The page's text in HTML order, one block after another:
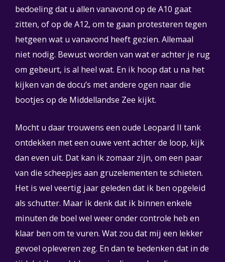
bedoeling dat u allen vanavond op de A10 gaat
zitten, of op de A12, om te gaan protesteren tegen
hetgeen wat u vanavond heeft gezien. Allemaal
niet nodig. Bewust worden van wat er achter je rug
om gebeurt, is al heel wat. En ik hoop dat u na het
kijken van de docu’s met andere ogen naar die
bootjes op de Middellandse Zee kijkt.
Mocht u daar trouwens een oude Leopard II tank
ontdekken met een ouwe vent achter de loop, kijk
dan even uit. Dat kan ik zomaar zijn, om een paar
van die scheepjes aan gruzelementen te schieten.
Het is wel veertig jaar geleden dat ik ben opgeleid
als schutter. Maar ik denk dat ik binnen enkele
minuten de boel wel weer onder controle heb en
klaar ben om te vuren. Wat zou dat mij een lekker
gevoel opleveren zeg. En dan te bedenken dat in de